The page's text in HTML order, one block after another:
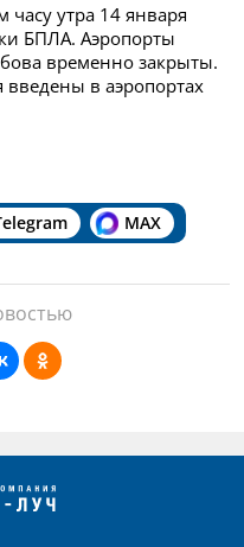
часу утра 14 января
БПЛА. Аэропорты
временно закрыты.
в аэропортах
MAX